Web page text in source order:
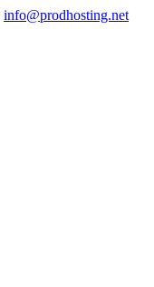
info@prodhosting.net